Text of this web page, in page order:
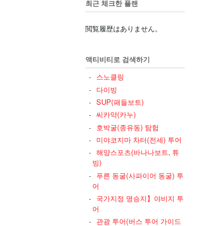
최근 체크한 플랜
閲覧履歴はありません。
액티비티로 검색하기
스노클링
다이빙
SUP(패들보트)
씨카약(카누)
호박굴(종유동) 탐험
미야코지마 차터(전세) 투어
해양스포츠(바나나보트, 튜
빙)
푸른 동굴(사파이어 동굴) 투
어
국가지정 명승지】야비지 투
어
관광 투어(버스 투어 가이드